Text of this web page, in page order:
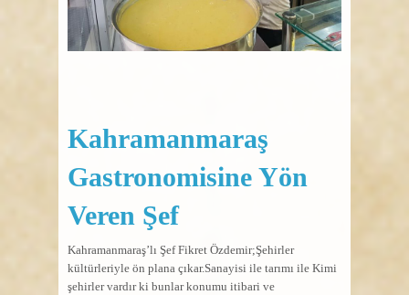
Kahramanmaraş
Gastronomisine Yön
Veren Şef
Kahramanmaraş’lı Şef Fikret Özdemir;Şehirler
kültürleriyle ön plana çıkar.Sanayisi ile tarımı ile Kimi
şehirler vardır ki bunlar konumu itibari ve